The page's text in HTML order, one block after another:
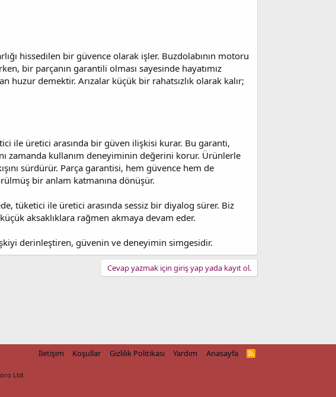
hissedilen bir güvence olarak işler. Buzdolabının motoru
bir parçanın garantili olması sayesinde hayatımız
demektir. Arızalar küçük bir rahatsızlık olarak kalır;
ile üretici arasında bir güven ilişkisi kurar. Bu garanti,
zamanda kullanım deneyiminin değerini korur. Ürünlerle
sürdürür. Parça garantisi, hem güvence hem de
bir anlam katmanına dönüşür.
tüketici ile üretici arasında sessiz bir diyalog sürer. Biz
aksaklıklara rağmen akmaya devam eder.
derinleştiren, güvenin ve deneyimin simgesidir.
Cevap yazmak için giriş yap yada kayıt ol.
İletişim Koşullar Gizlilik Politikası Yardım Anasayfa
R
Ltd.